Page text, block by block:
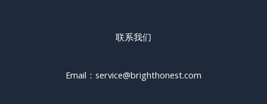
联系我们
Email：service@brighthonest.com